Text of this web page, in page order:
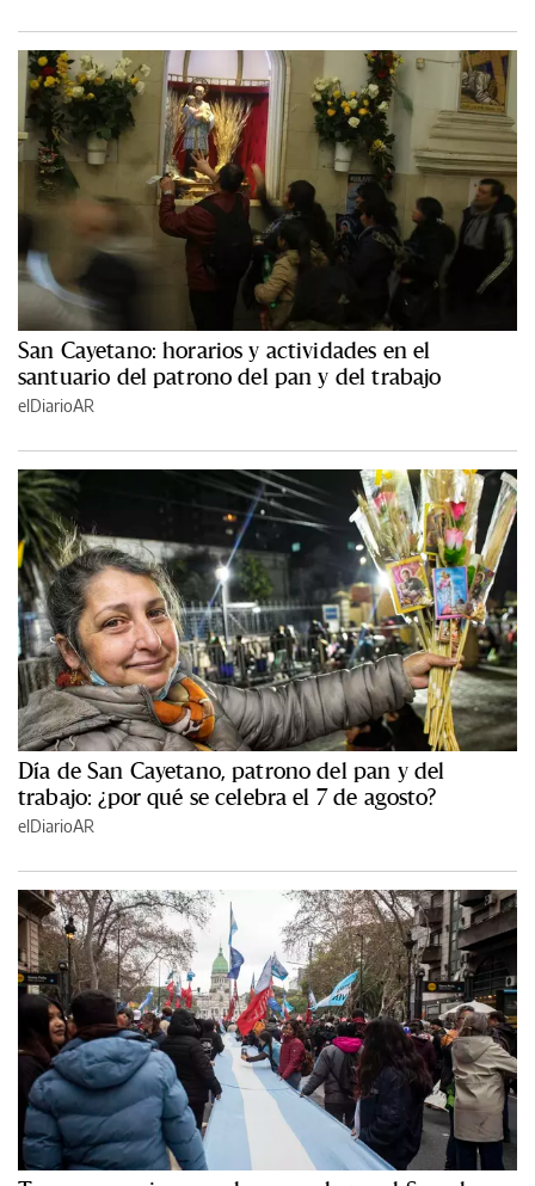
San Cayetano: horarios y actividades en el
santuario del patrono del pan y del trabajo
elDiarioAR
Día de San Cayetano, patrono del pan y del
trabajo: ¿por qué se celebra el 7 de agosto?
elDiarioAR